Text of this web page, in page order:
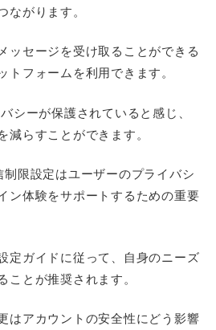
がります。
ッセージを受け取ることができる
トフォームを利用できます。
シーが保護されていると感じ、
らすことができます。
限設定はユーザーのプライバシ
ン体験をサポートするための重要
定ガイドに従って、自身のニーズ
ことが推奨されます。
はアカウントの安全性にどう影響